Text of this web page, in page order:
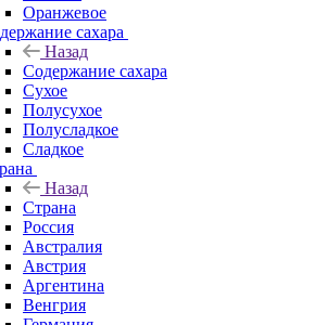
Оранжевое
сахара
Назад
Содержание сахара
Сухое
Полусухое
Полусладкое
Сладкое
Назад
Страна
Россия
Австралия
Австрия
Аргентина
Венгрия